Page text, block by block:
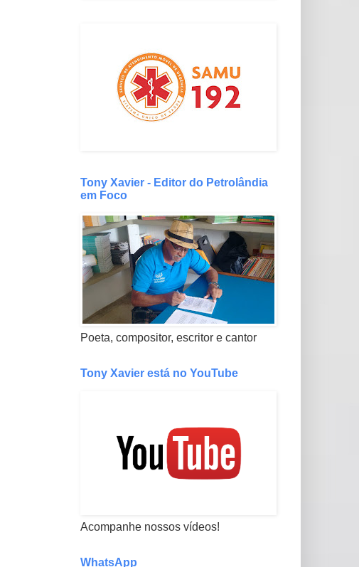
Tony Xavier - Editor do Petrolândia
em Foco
Poeta, compositor, escritor e cantor
Tony Xavier está no YouTube
Acompanhe nossos vídeos!
WhatsApp